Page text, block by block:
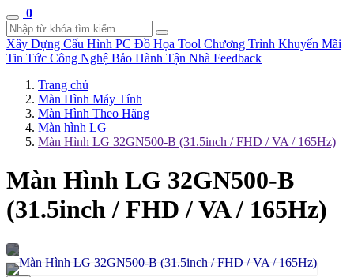
0
Xây Dựng Cấu Hình PC Đồ Họa Tool Chương Trình Khuyến Mãi
Tin Tức Công Nghệ Bảo Hành Tận Nhà Feedback
Trang chủ
Màn Hình Máy Tính
Màn Hình Theo Hãng
Màn hình LG
Màn Hình LG 32GN500-B (31.5inch / FHD / VA / 165Hz)
Màn Hình LG 32GN500-B
(31.5inch / FHD / VA / 165Hz)